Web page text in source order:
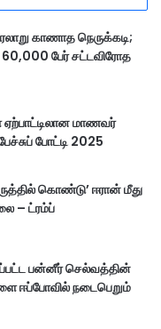
காணாத நெருக்கடி;
60,000 பேர் சட்டவிரோத
மாணவர்
போட்டி 2025
கொண்டு’ ஈரான் மீது
– ட்ரம்ப்
பன்னீர் செல்வத்தின்
ஈப்போவில் நடைபெறும்